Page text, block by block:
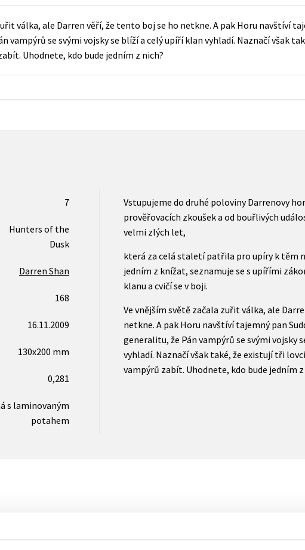
Populárně - naučná pro dospělé
Populárně - naučné pro děti
Předškoláci
Příroda a zahrada
Young adult (SK)
Zahraniční literatura
Všechny tituly
válka, ale Darren věří, že tento boj se ho netkne. A pak Horu navštíví
vampýrů se svými vojsky se blíží a celý upíří klan vyhladí. Naznačí však
Uhodnete, kdo bude jedním z nich?
7
Hunters of the
Dusk
Darren Shan
168
16.11.2009
130x200 mm
0,281
s laminovaným
potahem
Vstupujeme do druhé poloviny Darrenovy
prověřovacích zkoušek a od bouřlivých
velmi zlých let,
která za celá staletí patřila pro upíry k těm
jedním z knížat, seznamuje se s upířími
klanu a cvičí se v boji.
Ve vnějším světě začala zuřit válka, ale
netkne. A pak Horu navštíví tajemný pan
generalitu, že Pán vampýrů se svými vojsky
vyhladí. Naznačí však také, že existují tři
vampýrů zabít. Uhodnete, kdo bude jedním z